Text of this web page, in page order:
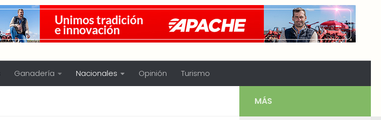
Ganadería Nacionales Opinión Turismo
MÁS